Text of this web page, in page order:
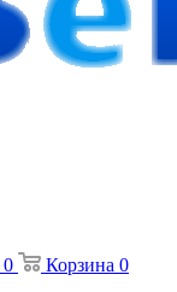
0 Корзина 0